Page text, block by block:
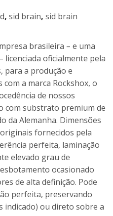
, sid brain, sid brain
brasileira – e uma
licenciada oficialmente pela
para a produção e
com a marca Rockshox, o
de nossos
com substrato premium de
da Alemanha. Dimensões
fornecidos pela
perfeita, laminação
elevado grau de
ocasionado
de alta definição. Pode
perfeita, preservando
indicado) ou direto sobre a